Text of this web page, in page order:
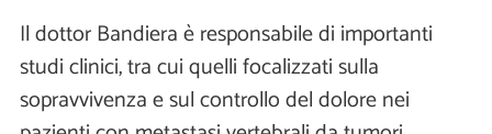
Il dottor Bandiera è responsabile di importanti
studi clinici, tra cui quelli focalizzati sulla
sopravvivenza e sul controllo del dolore nei